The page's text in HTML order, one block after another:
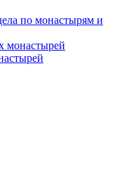
по монастырям и
монастырей